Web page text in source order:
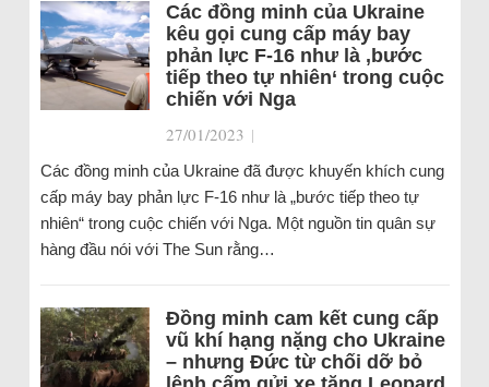
Các đồng minh của Ukraine
kêu gọi cung cấp máy bay
phản lực F-16 như là ‚bước
tiếp theo tự nhiên‘ trong cuộc
chiến với Nga
27/01/2023 |
Các đồng minh của Ukraine đã được khuyến khích cung
cấp máy bay phản lực F-16 như là „bước tiếp theo tự
nhiên“ trong cuộc chiến với Nga. Một nguồn tin quân sự
hàng đầu nói với The Sun rằng…
Đồng minh cam kết cung cấp
vũ khí hạng nặng cho Ukraine
– nhưng Đức từ chối dỡ bỏ